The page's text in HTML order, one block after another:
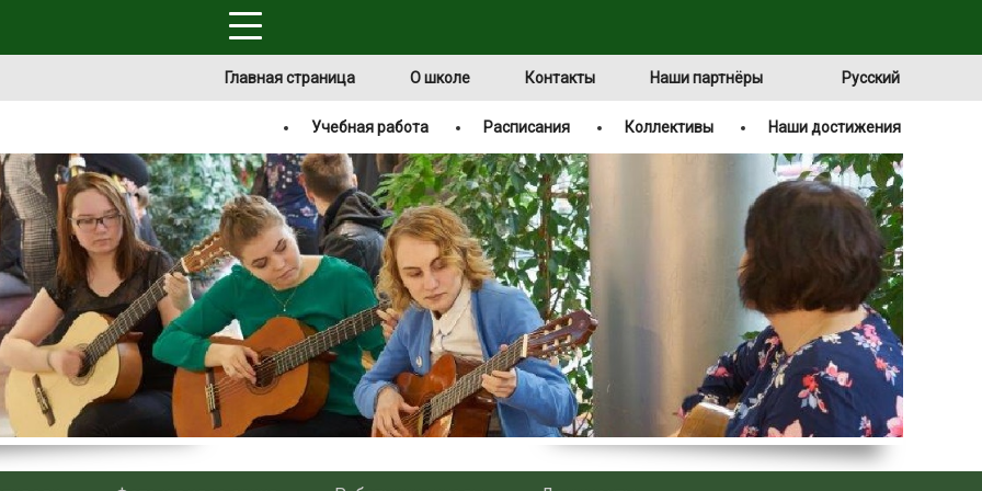
Главная страница О школе Контакты Наши партнёры Русский
Учебная работа Расписания Коллективы Наши достижения